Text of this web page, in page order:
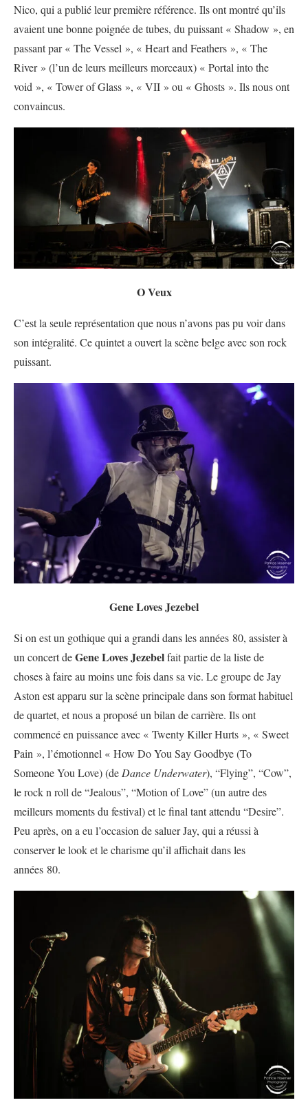
Nico, qui a publié leur première référence. Ils ont montré qu’ils
avaient une bonne poignée de tubes, du puissant « Shadow », en
passant par « The Vessel », « Heart and Feathers », « The
River » (l’un de leurs meilleurs morceaux) « Portal into the
void », « Tower of Glass », « VII » ou « Ghosts ». Ils nous ont
convaincus.
O Veux
C’est la seule représentation que nous n’avons pas pu voir dans
son intégralité. Ce quintet a ouvert la scène belge avec son rock
puissant.
Gene Loves Jezebel
Si on est un gothique qui a grandi dans les années 80, assister à
un concert deGene Loves Jezebelfait partie de la liste de
choses à faire au moins une fois dans sa vie. Le groupe de Jay
Aston est apparu sur la scène principale dans son format habituel
de quartet, et nous a proposé un bilan de carrière. Ils ont
commencé en puissance avec « Twenty Killer Hurts », « Sweet
Pain », l’émotionnel « How Do You Say Goodbye (To
Someone You Love) (de Dance Underwater), “Flying”, “Cow”,
le rock n roll de “Jealous”, “Motion of Love” (un autre des
meilleurs moments du festival) et le final tant attendu “Desire”.
Peu après, on a eu l’occasion de saluer Jay, qui a réussi à
conserver le look et le charisme qu’il affichait dans les
années 80.